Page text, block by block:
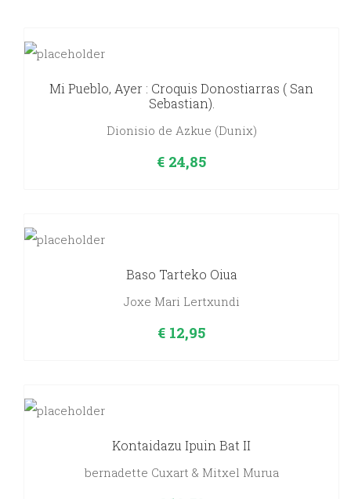
Mi Pueblo, Ayer : Croquis Donostiarras ( San
Sebastian).
Dionisio de Azkue (Dunix)
€ 24,85
Baso Tarteko Oiua
Joxe Mari Lertxundi
€ 12,95
Kontaidazu Ipuin Bat II
bernadette Cuxart & Mitxel Murua